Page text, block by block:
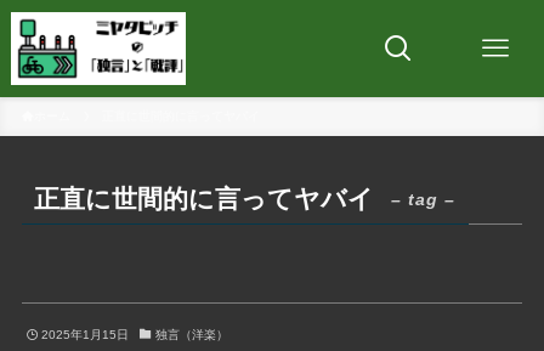
正直に世間的に言ってヤバイ – tag –
2025年1月15日 独言（洋楽）